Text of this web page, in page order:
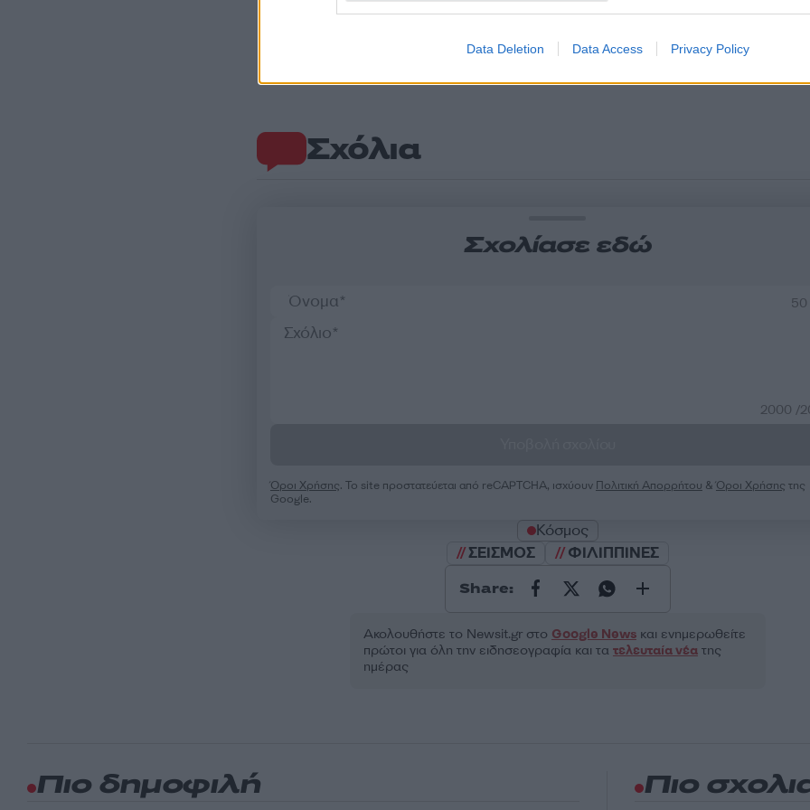
Data Deletion Data Access Privacy Policy
Σχόλια
Σχολίασε εδώ
2000 /
Όροι Χρήσης. Το site προστατεύεται από reCAPTCHA, ισχύουν Πολιτική Απορρήτου &Όροι Χρήσης της
Google.
Κόσμος
ΣΕΙΣΜΟΣ
ΦΙΛΙΠΠΙΝΕΣ
Share:
Ακολουθήστε το Νewsit.gr στο Google Newsκαι ενημερωθείτε
πρώτοι για όλη την ειδησεογραφία και τα τελευταία νέατης
ημέρας
Πιο δημοφιλή Πιο